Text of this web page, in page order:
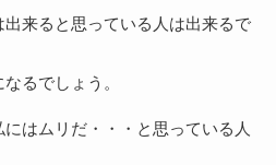
来ると思っている人は出来るで
るでしょう。
はムリだ・・・と思っている人